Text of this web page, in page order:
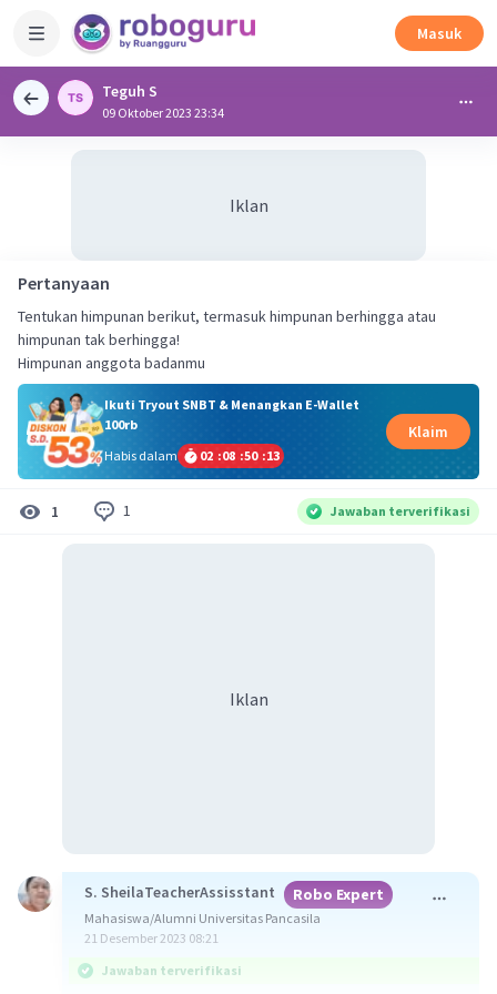
Masuk
Teguh S
09 Oktober 2023 23:34
Iklan
Pertanyaan
Tentukan himpunan berikut, termasuk himpunan berhingga atau
himpunan tak berhingga!
Himpunan anggota badanmu
Ikuti Tryout SNBT & Menangkan E-Wallet
100rb
Habis dalam
02 :08 :50 :13
Klaim
1 1 Jawaban terverifikasi
Iklan
S. SheilaTeacherAssisstant Robo Expert
Mahasiswa/Alumni Universitas Pancasila
21 Desember 2023 08:21
Jawaban terverifikasi